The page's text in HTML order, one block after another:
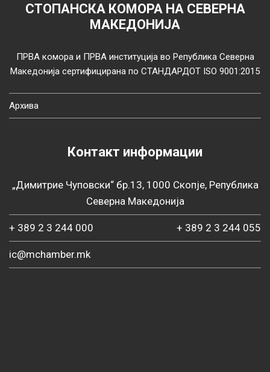
СТОПАНСКА КОМОРА НА СЕВЕРНА
МАКЕДОНИЈА
ПРВА комора и ПРВА институција во Република Северна
Македонија сертифицирана по СТАНДАРДОТ ISO 9001:2015
Архива
Контакт информации
„Димитрие Чуповски“ бр.13, 1000 Скопје, Република
Северна Македонија
+ 389 2 3 244 000 + 389 2 3 244 055
ic@mchamber.mk